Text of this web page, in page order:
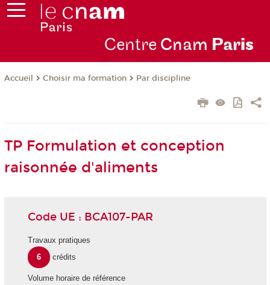
Centre Cnam Paris
Accueil Choisir ma formation Par discipline
TP Formulation et conception
raisonnée d'aliments
Code UE : BCA107-PAR
Travaux pratiques
6
crédits
Volume horaire de référence